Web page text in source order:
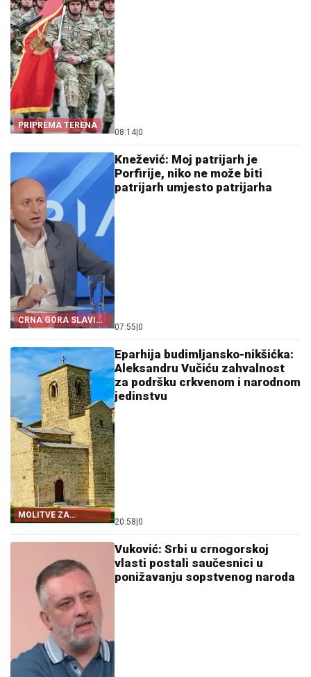
PRIPREMA TERENA
08:14 0
CRNA GORA SLAVI
„OLUJU“
Knežević: Moj patrijarh je
Porfirije, niko ne može biti
patrijarh umjesto patrijarha
07:55 0
MOLITVE ZA
ZDRAVLJE I USPJEH
Eparhija budimljansko-nikšićka:
Aleksandru Vučiću zahvalnost
za podršku crkvenom i narodnom
jedinstvu
20:58 0
Vuković: Srbi u crnogorskoj
vlasti postali saučesnici u
ponižavanju sopstvenog naroda